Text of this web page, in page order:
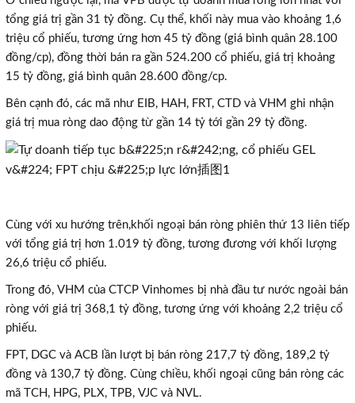
tổng giá trị gần 31 tỷ đồng. Cụ thể, khối này mua vào khoảng 1,6
triệu cổ phiếu, tương ứng hơn 45 tỷ đồng (giá bình quân 28.100
đồng/cp), đồng thời bán ra gần 524.200 cổ phiếu, giá trị khoảng
15 tỷ đồng, giá bình quân 28.600 đồng/cp.
Bên cạnh đó, các mã như EIB, HAH, FRT, CTD và VHM ghi nhận
giá trị mua ròng dao động từ gần 14 tỷ tới gần 29 tỷ đồng.
Cùng với xu hướng trên,khối ngoại bán ròng phiên thứ 13 liên tiếp
với tổng giá trị hơn 1.019 tỷ đồng, tương đương với khối lượng
26,6 triệu cổ phiếu.
Trong đó, VHM của CTCP Vinhomes bị nhà đầu tư nước ngoài bán
ròng với giá trị 368,1 tỷ đồng, tương ứng với khoảng 2,2 triệu cổ
phiếu.
FPT, DGC và ACB lần lượt bị bán ròng 217,7 tỷ đồng, 189,2 tỷ
đồng và 130,7 tỷ đồng. Cùng chiều, khối ngoại cũng bán ròng các
mã TCH, HPG, PLX, TPB, VJC và NVL.